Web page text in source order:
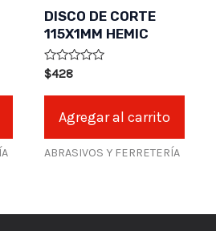
DISCO DE CORTE
115X1MM HEMIC
Valorado
en
0
$428
Agregar al carrito
ABRASIVOS Y FERRETERÍA